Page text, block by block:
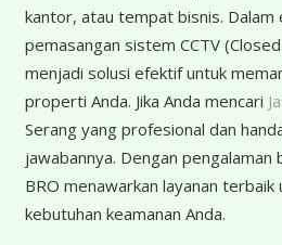
kantor, atau tempat bisnis. Dalam
pemasangan sistem CCTV
menjadi solusi efektif untuk
properti Anda. Jika Anda mencari
Serang yang profesional dan
jawabannya. Dengan pengalaman
BRO menawarkan layanan terbaik
kebutuhan keamanan Anda.